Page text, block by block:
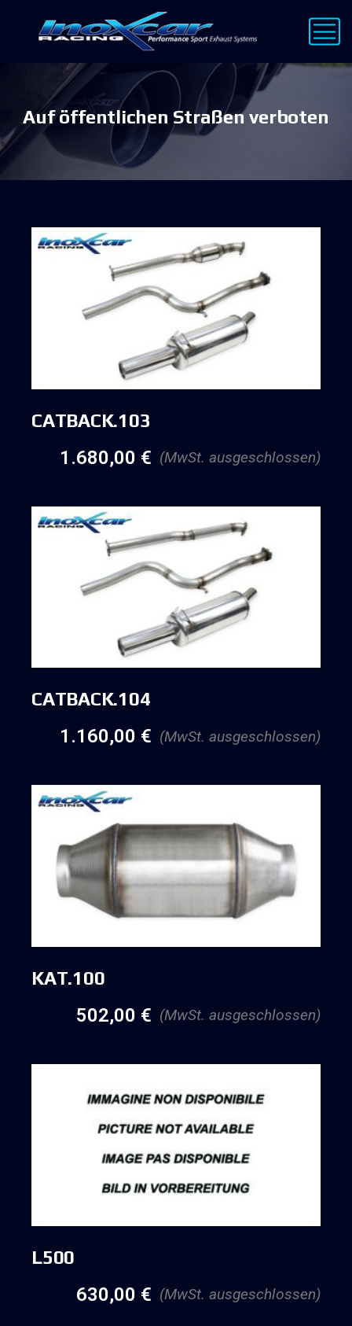
Auf öffentlichen Straßen verboten
CATBACK.103
(MwSt. ausgeschlossen)
1.680,00 €
CATBACK.104
(MwSt. ausgeschlossen)
1.160,00 €
KAT.100
(MwSt. ausgeschlossen)
502,00 €
L500
(MwSt. ausgeschlossen)
630,00 €